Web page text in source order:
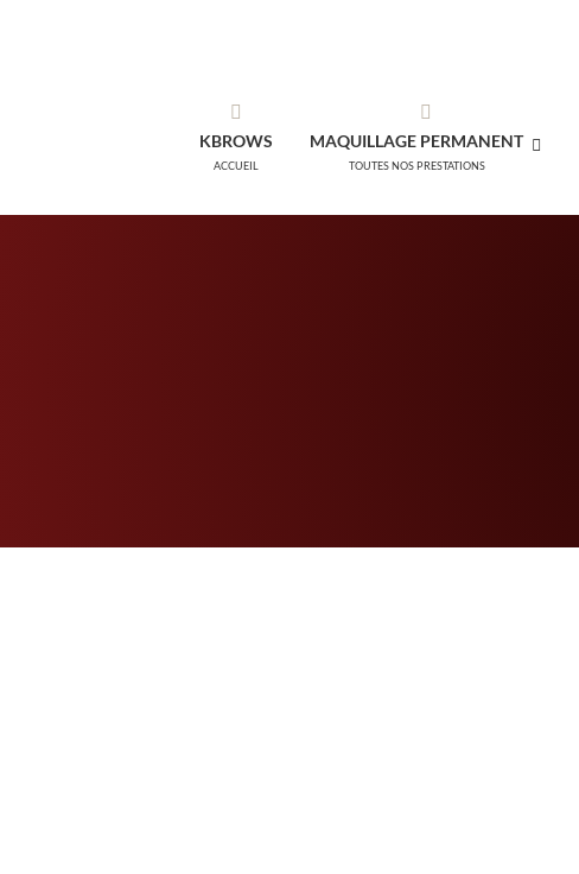
KBROWS
ACCUEIL
MAQUILLAGE PERMANENT
TOUTES NOS PRESTATIONS